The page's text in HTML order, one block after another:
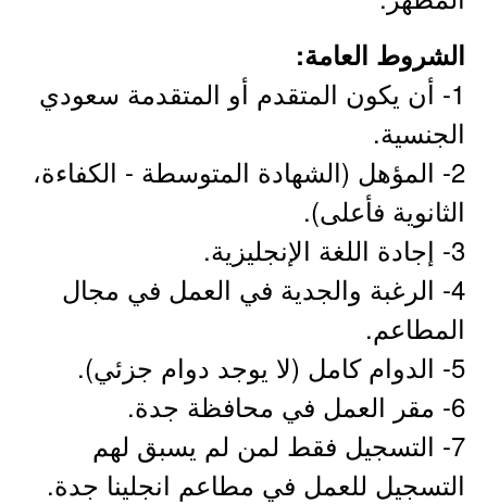
الشروط العامة:
1- أن يكون المتقدم أو المتقدمة سعودي
الجنسية.
2- المؤهل (الشهادة المتوسطة - الكفاءة،
الثانوية فأعلى).
3- إجادة اللغة الإنجليزية.
4- الرغبة والجدية في العمل في مجال
المطاعم.
5- الدوام كامل (لا يوجد دوام جزئي).
6- مقر العمل في محافظة جدة.
7- التسجيل فقط لمن لم يسبق لهم
التسجيل للعمل في مطاعم انجلينا جدة.